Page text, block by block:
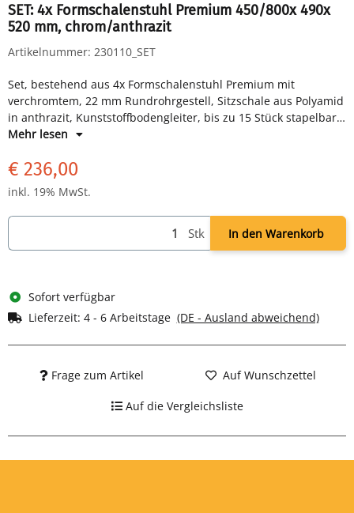
SET: 4x Formschalenstuhl Premium 450/800x 490x
520 mm, chrom/anthrazit
Artikelnummer: 230110_SET
Set, bestehend aus 4x Formschalenstuhl Premium mit
verchromtem, 22 mm Rundrohrgestell, Sitzschale aus Polyamid
in anthrazit, Kunststoffbodengleiter, bis zu 15 Stück stapelbar,
H 450/800 x B 490 x T 520 mm
Mehr lesen
€ 236,00
inkl. 19% MwSt.
Stk In den Warenkorb
Sofort verfügbar
Lieferzeit: 4 - 6 Arbeitstage (DE - Ausland abweichend)
Frage zum Artikel Auf Wunschzettel
Auf die Vergleichsliste